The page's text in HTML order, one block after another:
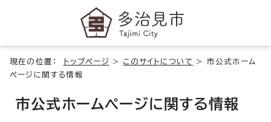
現在の位置： トップページ > このサイトについて > 市公式ホーム
ページに関する情報
市公式ホームページに関する情報